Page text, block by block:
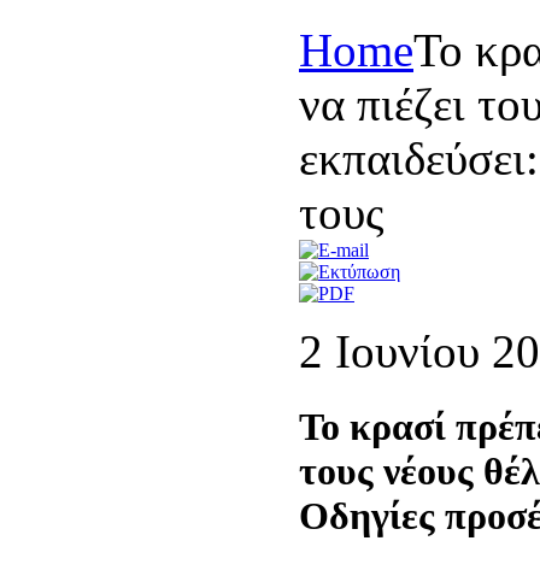
HomeΤο
να πιέζει
τους
2 Ιουνίου
Το κρασί
τους νέους
Οδηγίες